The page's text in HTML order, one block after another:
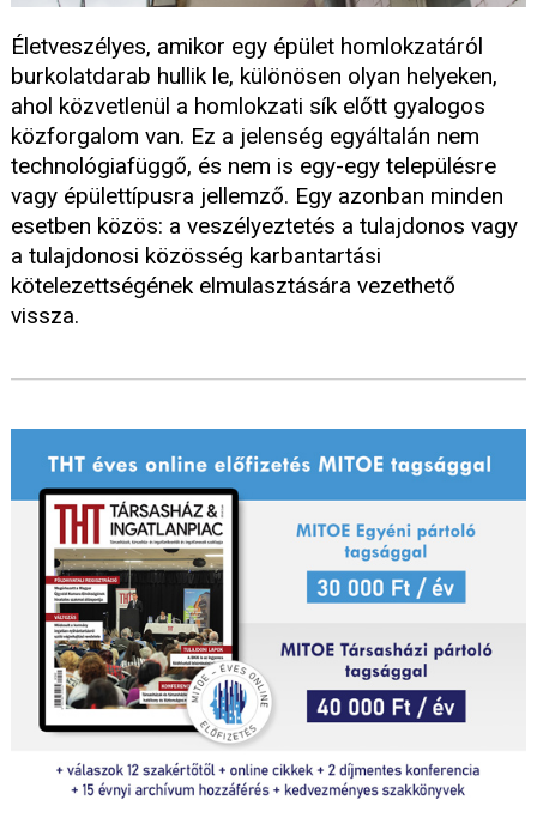
Életveszélyes, amikor egy épület homlokzatáról
burkolatdarab hullik le, különösen olyan helyeken,
ahol közvetlenül a homlokzati sík előtt gyalogos
közforgalom van. Ez a jelenség egyáltalán nem
technológiafüggő, és nem is egy-egy településre
vagy épülettípusra jellemző. Egy azonban minden
esetben közös: a veszélyeztetés a tulajdonos vagy
a tulajdonosi közösség karbantartási
kötelezettségének elmulasztására vezethető
vissza.